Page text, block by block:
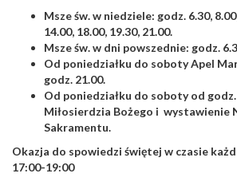
Msze św. w niedziele: godz. 6.30,
14.00, 18.00, 19.30, 21.00.
Msze św. w dni powszednie: godz.
Od poniedziałku do soboty Apel
godz. 21.00.
Od poniedziałku do soboty od
Miłosierdzia Bożego i wystawienie
Sakramentu.
Okazja do spowiedzi świętej w czasie
17:00-19:00